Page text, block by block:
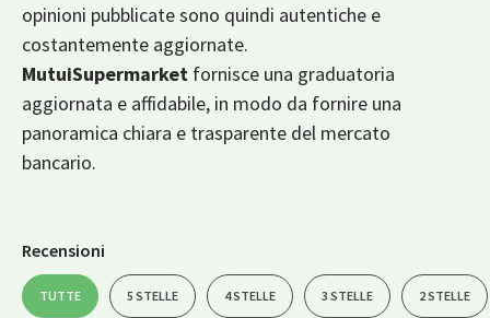
opinioni pubblicate sono quindi autentiche e
costantemente aggiornate.
MutuiSupermarket fornisce una graduatoria
aggiornata e affidabile, in modo da fornire una
panoramica chiara e trasparente del mercato
bancario.
Recensioni
TUTTE 5 STELLE 4 STELLE 3 STELLE 2 STELLE